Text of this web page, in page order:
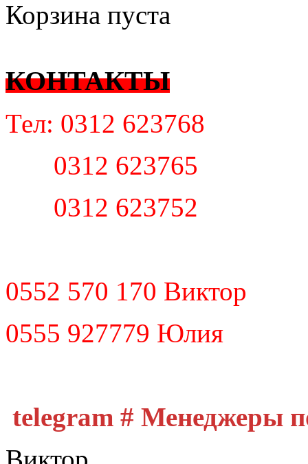
Корзина пуста
КОНТАКТЫ
Тел: 0312 623768
0312 623765
0312 623752
0552 570 170 Виктор
0555 927779 Юлия
telegram # Менеджеры